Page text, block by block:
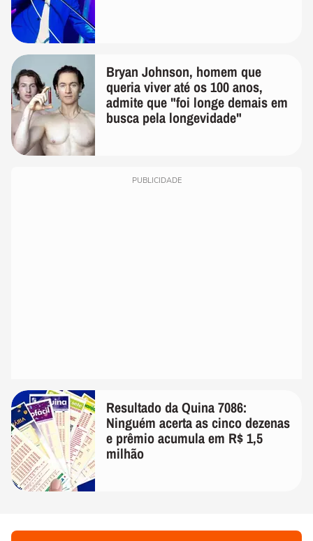
Bryan Johnson, homem que
queria viver até os 100 anos,
admite que "foi longe demais em
busca pela longevidade"
PUBLICIDADE
Resultado da Quina 7086:
Ninguém acerta as cinco dezenas
e prêmio acumula em R$ 1,5
milhão